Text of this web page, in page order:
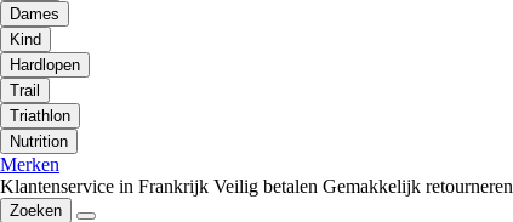
Dames
Kind
Hardlopen
Trail
Triathlon
Nutrition
Merken
Klantenservice in Frankrijk Veilig betalen Gemakkelijk retourneren
Zoeken